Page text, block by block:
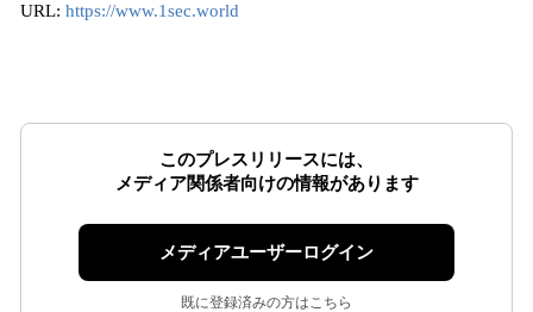
URL: https://www.1sec.world
このプレスリリースには、
メディア関係者向けの情報があります
メディアユーザーログイン
既に登録済みの方はこちら